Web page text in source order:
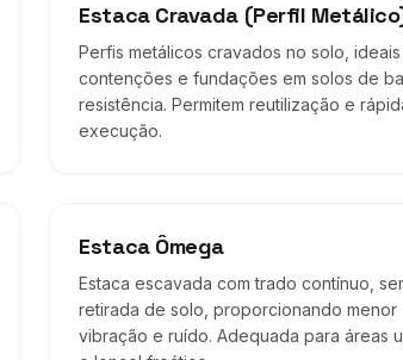
Estaca Cravada (Perfil
Perfis metálicos cravados no solo,
contenções e fundações em solos de
resistência. Permitem reutilização e
execução.
Estaca Ômega
Estaca escavada com trado contínuo,
retirada de solo, proporcionando menor
vibração e ruído. Adequada para áreas